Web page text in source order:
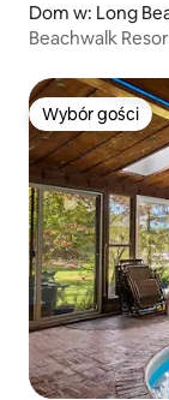
Dom w: Long
Beachwalk
Wybór gości
Wybór gości